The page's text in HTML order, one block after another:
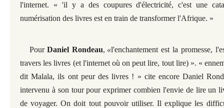
l'internet. « 'il y a des coupures d'électricité, c'est une
numérisation des livres est en train de transformer l'Afrique. »
Pour Daniel Rondeau, «l'enchantement est la promesse,
travers les livres (et l'internet où on peut lire, tout lire) ». «
dit Malala, ils ont peur des livres ! » cite encore Daniel
intervenu à son tour pour exprimer combien l'envie de lire un
de voyager. On doit tout pouvoir utiliser. Il explique les